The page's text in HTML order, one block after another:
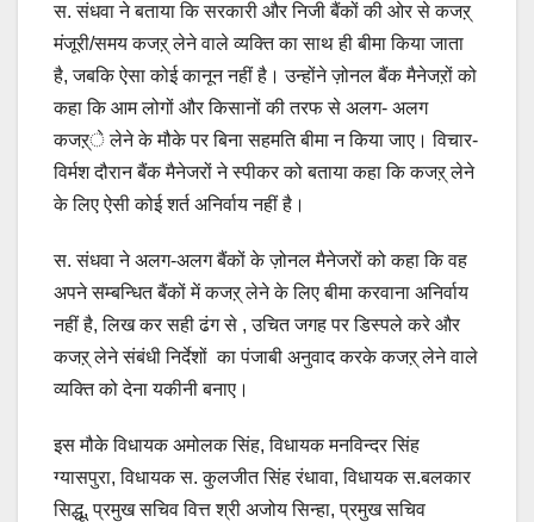
स. संधवा ने बताया कि सरकारी और निजी बैंकों की ओर से कजऱ्
मंजूरी/समय कजऱ् लेने वाले व्यक्ति का साथ ही बीमा किया जाता
है, जबकि ऐसा कोई कानून नहीं है। उन्होंने ज़ोनल बैंक मैनेजऱों को
कहा कि आम लोगों और किसानों की तरफ से अलग- अलग
कजऱ्े लेने के मौके पर बिना सहमति बीमा न किया जाए। विचार-
विर्मश दौरान बैंक मैनेजरों ने स्पीकर को बताया कहा कि कजऱ् लेने
के लिए ऐसी कोई शर्त अनिर्वाय नहीं है।
स. संधवा ने अलग-अलग बैंकों के ज़ोनल मैनेजरों को कहा कि वह
अपने सम्बन्धित बैंकों में कजऱ् लेने के लिए बीमा करवाना अनिर्वाय
नहीं है, लिख कर सही ढंग से , उचित जगह पर डिस्पले करे और
कजऱ् लेने संबंधी निर्देशों का पंजाबी अनुवाद करके कजऱ् लेने वाले
व्यक्ति को देना यकीनी बनाए।
इस मौके विधायक अमोलक सिंह, विधायक मनविन्दर सिंह
ग्यासपुरा, विधायक स. कुलजीत सिंह रंधावा, विधायक स.बलकार
सिद्धू, प्रमुख सचिव वित्त श्री अजोय सिन्हा, प्रमुख सचिव